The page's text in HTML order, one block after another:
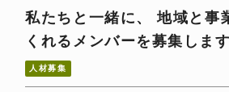
私たちと一緒に、 地域と事
くれるメンバーを募集します
人材募集